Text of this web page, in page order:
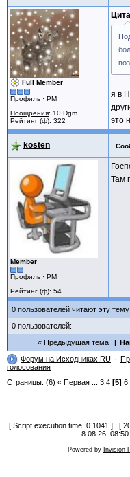
Full Member
Профиль · PM
Поощрения: 10 Dgm
Рейтинг (ф): 322
я в
это
kosten
Member
Профиль · PM
Рейтинг (ф): 54
Там
0 пользователей читают эту
0 пользователей:
Предыдущая тема
Форум на Исходниках.RU
голосования
Страницы: (6) « Первая 3 4 [5] 6
[ Script execution time: 0.1041 ] [
8.08.26,
Powered by Invision